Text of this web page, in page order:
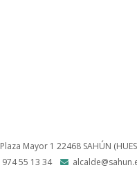
Plaza Mayor 1 22468 SAHÚN
974 55 13 34